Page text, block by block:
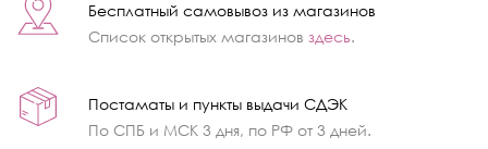
Бесплатный самовывоз из магазинов
Список открытых магазинов здесь.
Постаматы и пункты выдачи СДЭК
По СПБ и МСК 3 дня, по РФ от 3 дней.